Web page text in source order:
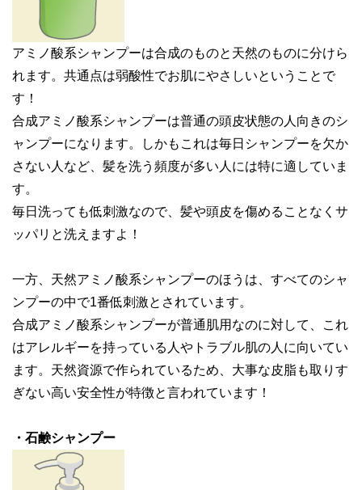
アミノ酸系シャンプーは合成のものと天然のものに分けら
れます。共通点は弱酸性でお肌にやさしいということで
す！
合成アミノ酸系シャンプーは普通の頭皮状態の人向きのシ
ャンプーになります。しかもこれは毎日シャンプーを欠か
さない人など、髪を洗う頻度が多い人には特に適していま
す。
毎日洗っても低刺激なので、髪や頭皮を傷めることなくサ
ッパリと洗えますよ！
一方、天然アミノ酸系シャンプーのほうは、すべてのシャ
ンプーの中で1番低刺激とされています。
合成アミノ酸系シャンプーが普通肌用なのに対して、これ
はアレルギーを持っている人やトラブル肌の人に向いてい
ます。天然資源で作られているため、大事な皮脂も取りす
ぎない高い安全性が特徴と言われています！
・石鹸シャンプー